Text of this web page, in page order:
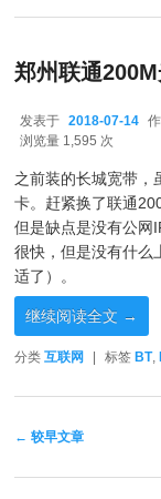
郑州联通
发表于 2018-07-14
浏览量 1,595 次
之前装的长城宽带，
卡。赶紧换了联通
但是缺点是没有公网
很快，但是没有什么
适了）。
继续阅读全文 →
分类 互联网 标签 BT,
文章导航
← 较早文章